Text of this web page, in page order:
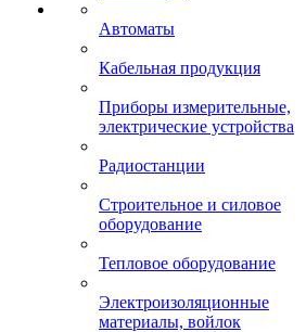
Автоматы
Кабельная продукция
Приборы измерительные,
электрические устройства
Радиостанции
Строительное и силовое
оборудование
Тепловое оборудование
Электроизоляционные
материалы, войлок